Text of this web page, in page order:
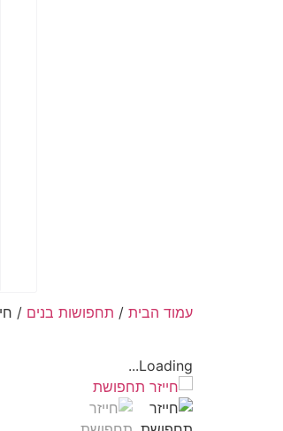
עמוד הבית / תחפושות בנים /
Loading...